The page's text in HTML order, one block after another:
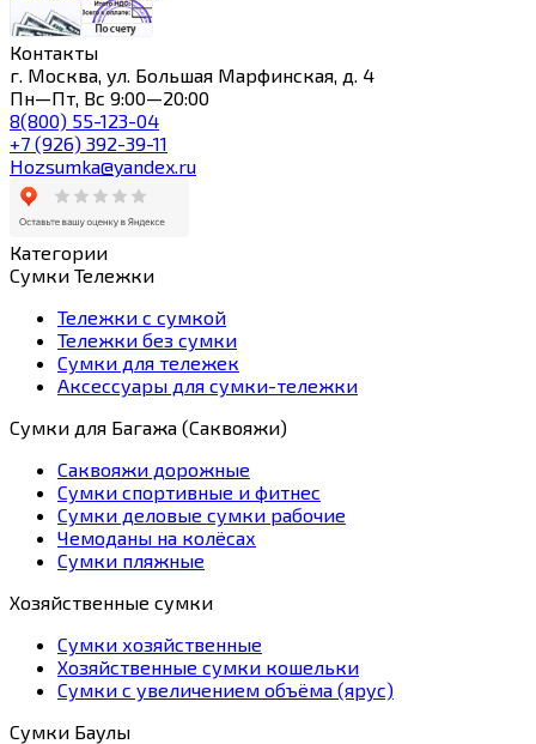
Контакты
г. Москва, ул. Большая Марфинская, д. 4
Пн—Пт, Вс 9:00—20:00
8(800) 55-123-04
+7 (926) 392-39-11
Hozsumka@yandex.ru
Категории
Сумки Тележки
Тележки с сумкой
Тележки без сумки
Сумки для тележек
Аксессуары для сумки-тележки
Сумки для Багажа (Саквояжи)
Саквояжи дорожные
Сумки спортивные и фитнес
Сумки деловые сумки рабочие
Чемоданы на колёсах
Сумки пляжные
Хозяйственные сумки
Сумки хозяйственные
Хозяйственные сумки кошельки
Сумки с увеличением объёма (ярус)
Сумки Баулы